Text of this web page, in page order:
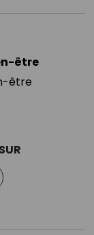
être
être